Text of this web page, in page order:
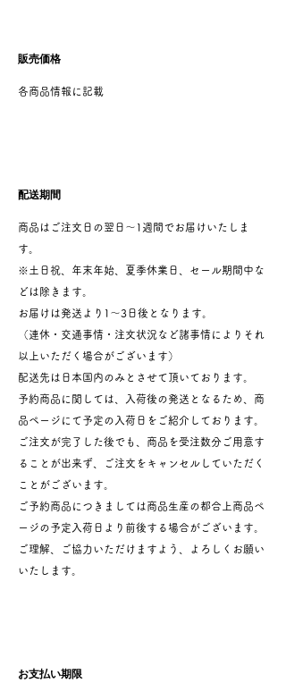
販売価格
各商品情報に記載
配送期間
商品はご注文日の翌日～1週間でお届けいたしま
す。
※土日祝、年末年始、夏季休業日、セール期間中な
どは除きます。
お届けは発送より1～3日後となります。
（連休・交通事情・注文状況など諸事情によりそれ
以上いただく場合がございます）
配送先は日本国内のみとさせて頂いております。
予約商品に関しては、入荷後の発送となるため、商
品ページにて予定の入荷日をご紹介しております。
ご注文が完了した後でも、商品を受注数分ご用意す
ることが出来ず、ご注文をキャンセルしていただく
ことがございます。
ご予約商品につきましては商品生産の都合上商品ペ
ージの予定入荷日より前後する場合がございます。
ご理解、ご協力いただけますよう、よろしくお願い
いたします。
お支払い期限